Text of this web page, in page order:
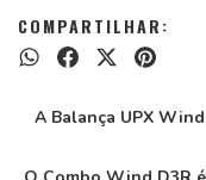
COMPARTILHAR:
A Balança UPX